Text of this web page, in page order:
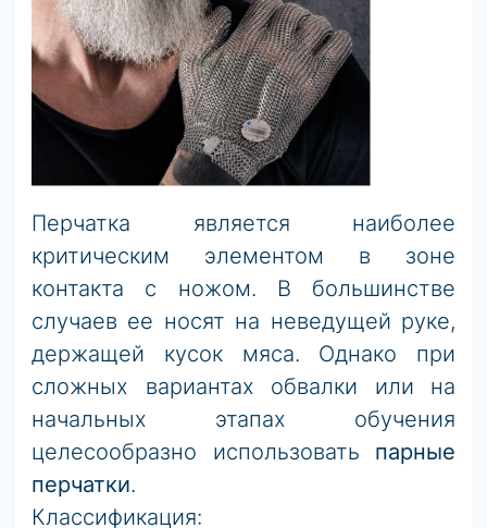
Перчатка является наиболее
критическим элементом в зоне
контакта с ножом. В большинстве
случаев ее носят на неведущей руке,
держащей кусок мяса. Однако при
сложных вариантах обвалки или на
начальных этапах обучения
целесообразно использовать парные
перчатки.
Классификация: